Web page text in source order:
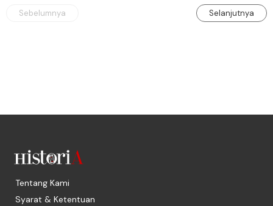
Sebelumnya Selanjutnya
Tentang Kami
Syarat & Ketentuan